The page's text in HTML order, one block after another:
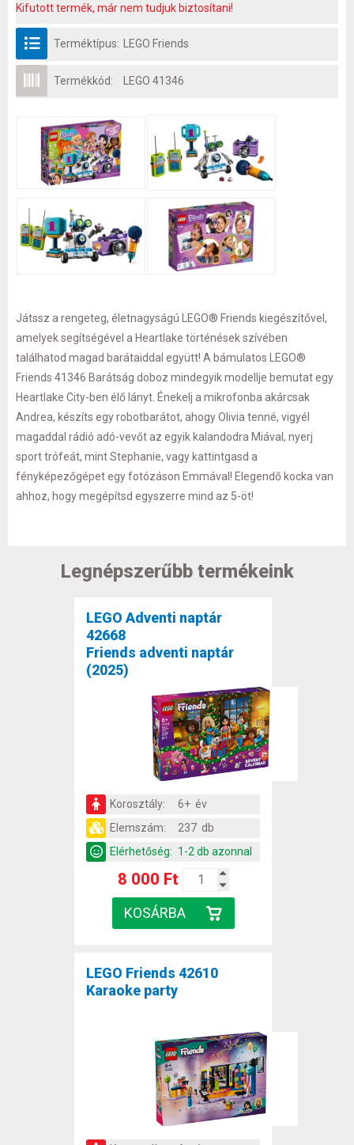
Kifutott termék, már nem tudjuk biztosítani!
Terméktípus: LEGO Friends
Termékkód: LEGO 41346
Játssz a rengeteg, életnagyságú LEGO® Friends kiegészítővel,
amelyek segítségével a Heartlake történések szívében
találhatod magad barátaiddal együtt! A bámulatos LEGO®
Friends 41346 Barátság doboz mindegyik modellje bemutat egy
Heartlake City-ben élő lányt. Énekelj a mikrofonba akárcsak
Andrea, készíts egy robotbarátot, ahogy Olivia tenné, vigyél
magaddal rádió adó-vevőt az egyik kalandodra Miával, nyerj
sport trófeát, mint Stephanie, vagy kattintgasd a
fényképezőgépet egy fotózáson Emmával! Elegendő kocka van
ahhoz, hogy megépítsd egyszerre mind az 5-öt!
Legnépszerűbb termékeink
LEGO Adventi naptár
42668
Friends adventi naptár
(2025)
Korosztály:
6+ év
Elemszám:
237 db
Elérhetőség: 1-2 db azonnal
8 000 Ft
LEGO Friends 42610
Karaoke party